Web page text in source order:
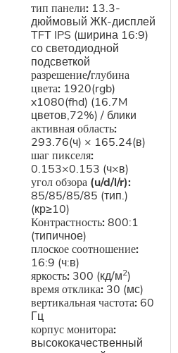
тип панели: 13.3-
дюймовый ЖК-дисплей
TFT IPS (ширина 16:9)
со светодиодной
подсветкой
разрешение/глубина
цвета: 1920(rgb)
x1080(fhd) (16.7M
цветов,72%) / блики
активная область:
293.76(ч) × 165.24(в)
шаг пикселя:
0.153×0.153 (ч×в)
угол обзора (u/d/l/r):
85/85/85/85 (тип.)
(кр≥10)
Контрастность: 800:1
(типичное)
плоское соотношение:
16:9 (ч:в)
яркость: 300 (кд/м2)
время отклика: 30 (мс)
вертикальная частота: 60
Гц
корпус монитора:
высококачественный